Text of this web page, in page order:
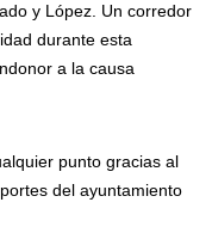
y López. Un corredor
durante esta
a la causa
punto gracias al
del ayuntamiento